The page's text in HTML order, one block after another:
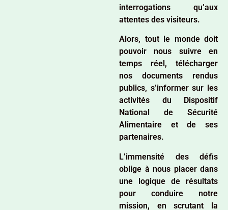
interrogations qu’aux
attentes des visiteurs.
Alors, tout le monde doit
pouvoir nous suivre en
temps réel, télécharger
nos documents rendus
publics, s’informer sur les
activités du Dispositif
National de Sécurité
Alimentaire et de ses
partenaires.
L’immensité des défis
oblige à nous placer dans
une logique de résultats
pour conduire notre
mission, en scrutant la